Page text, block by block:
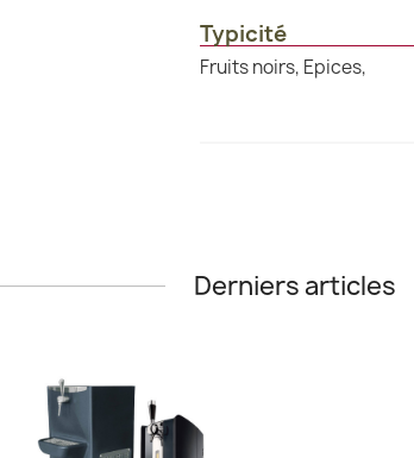
Typicité
Fruits noirs, Epices,
Derniers articles